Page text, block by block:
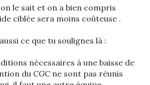
le sait et on a bien compris
ciblée sera moins coûteuse .
ce que tu soulignes là :
nécessaires à une baisse de
du CGC ne sont pas réunis